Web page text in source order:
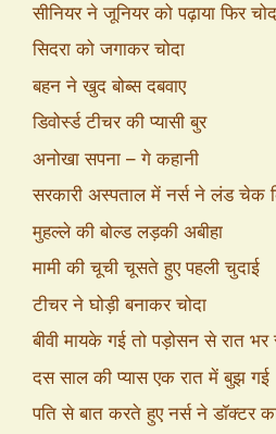
सीनियर ने जूनियर को पढ़ाया फिर
सिदरा को जगाकर चोदा
बहन ने खुद बोब्स दबवाए
डिवोर्स्ड टीचर की प्यासी बुर
अनोखा सपना – गे कहानी
सरकारी अस्पताल में नर्स ने लंड चेक
मुहल्ले की बोल्ड लड़की अबीहा
मामी की चूची चूसते हुए पहली चुदाई
टीचर ने घोड़ी बनाकर चोदा
बीवी मायके गई तो पड़ोसन से रात
दस साल की प्यास एक रात में बुझ गई
पति से बात करते हुए नर्स ने डॉक्टर